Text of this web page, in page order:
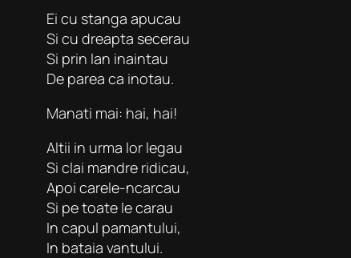
Ei cu stanga apucau
Si cu dreapta secerau
Si prin lan inaintau
De parea ca inotau.
Manati mai: hai, hai!
Altii in urma lor legau
Si clai mandre ridicau,
Apoi carele-ncarcau
Si pe toate le carau
In capul pamantului,
In bataia vantului.